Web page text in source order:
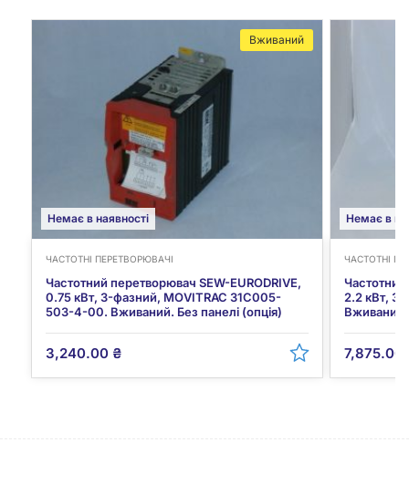
Немає в наявності
Вживаний
ЧАСТОТНІ ПЕРЕТВОРЮВАЧІ
Частотний перетворювач SEW-EURODRIVE,
0.75 кВт, 3-фазний, MOVITRAC 31C005-
503-4-00. Вживаний. Без панелі (опція)
3,240.00 ₴
Немає в
ЧАСТОТНІ
Частотний
2.2 кВт,
7,875.00